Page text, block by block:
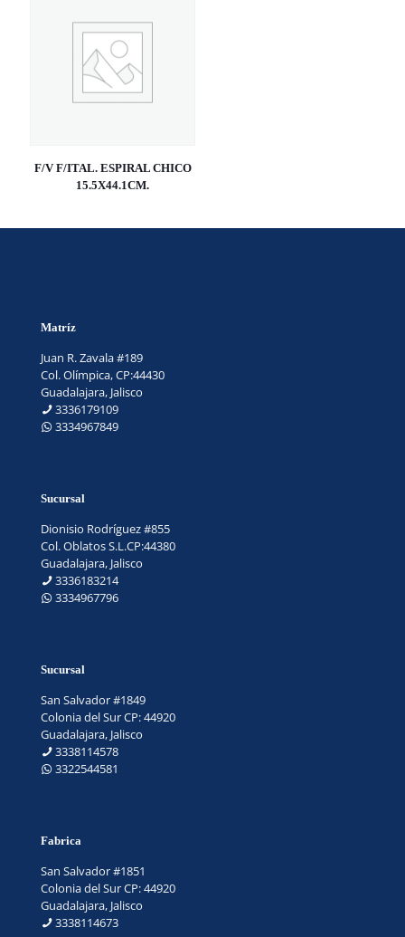
F/V F/ITAL. ESPIRAL CHICO
15.5X44.1CM.
Matríz
Juan R. Zavala #189
Col. Olímpica, CP:44430
Guadalajara, Jalisco
3336179109
3334967849
Sucursal
Dionisio Rodríguez #855
Col. Oblatos S.L.CP:44380
Guadalajara, Jalisco
3336183214
3334967796
Sucursal
San Salvador #1849
Colonia del Sur CP: 44920
Guadalajara, Jalisco
3338114578
3322544581
Fabrica
San Salvador #1851
Colonia del Sur CP: 44920
Guadalajara, Jalisco
3338114673